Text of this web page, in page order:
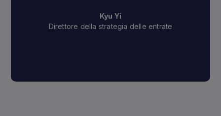
Kyu Yi
Direttore della strategia delle entrate